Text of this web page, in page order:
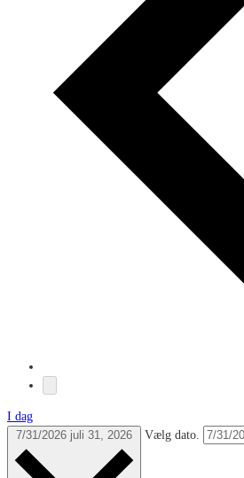
I dag
7/31/2026 juli 31, 2026 Vælg dato.